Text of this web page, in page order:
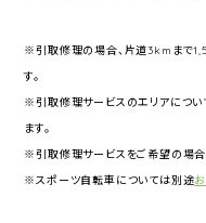
※引取修理の場合、片道3kmまで
す。
※引取修理サービスのエリアについ
ます。
※引取修理サービスをご希望の場合
※スポーツ自転車については別途